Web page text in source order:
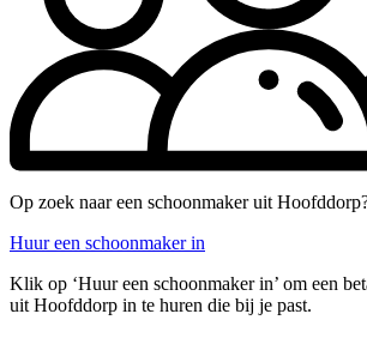
Op zoek naar een schoonmaker uit
Huur een schoonmaker in
Klik op ‘Huur een schoonmaker in’ om een
uit Hoofddorp in te huren die bij je past.